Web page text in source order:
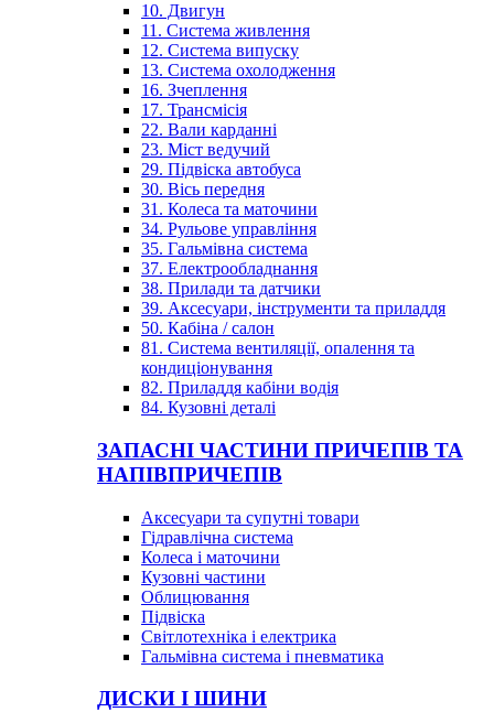
10. Двигун
11. Система живлення
12. Система випуску
13. Система охолодження
16. Зчеплення
17. Трансмісія
22. Вали карданні
23. Міст ведучий
29. Підвіска автобуса
30. Вісь передня
31. Колеса та маточини
34. Рульове управління
35. Гальмівна система
37. Електрообладнання
38. Прилади та датчики
39. Аксесуари, інструменти та приладдя
50. Кабіна / салон
81. Система вентиляції, опалення та
кондиціонування
82. Приладдя кабіни водія
84. Кузовні деталі
ЗАПАСНІ ЧАСТИНИ ПРИЧЕПІВ ТА
НАПІВПРИЧЕПІВ
Аксесуари та супутні товари
Гідравлічна система
Колеса і маточини
Кузовні частини
Облицювання
Підвіска
Світлотехніка і електрика
Гальмівна система і пневматика
ДИСКИ І ШИНИ